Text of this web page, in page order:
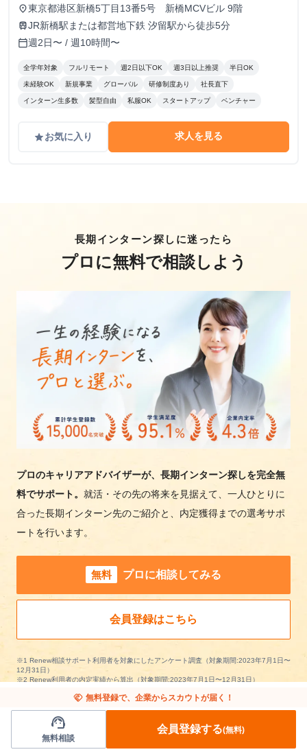
place東京都港区新橋5丁目13番5号 新橋MCVビル 9階
trainJR新橋駅または都営地下鉄 汐留駅から徒歩5分
calendar_today週2日〜 / 週10時間〜
全学年対象 フルリモート 週2日以下OK 週3日以上推奨 半日OK
未経験OK 新規事業 グローバル 研修制度あり 社長直下
インターン生多数 髪型自由 私服OK スタートアップ ベンチャー
gradeお気に入り 求人を見る
長期インターン探しに迷ったら
プロに無料で相談しよう
プロのキャリアアドバイザーが、長期インターン探しを完全無
料でサポート。 就活・その先の将来を見据えて、一人ひとりに
合った長期インターン先のご紹介と、内定獲得までの選考サポ
ートを行います。
無料 プロに相談してみる
会員登録はこちら
※1 Renew相談サポート利用者を対象にしたアンケート調査（対象期間:2023年7月1日〜
12月31日）
※2 Renew利用者の内定実績から算出（対象期間:2023年7月1日〜12月31日）
handshake 無料登録で、企業からスカウトが届く！
support_agent
無料相談
会員登録する(無料)